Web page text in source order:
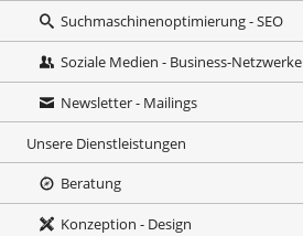
Suchmaschinenoptimierung - SEO
Soziale Medien - Business-Netzwerke
Newsletter - Mailings
Unsere Dienstleistungen
Beratung
Konzeption - Design